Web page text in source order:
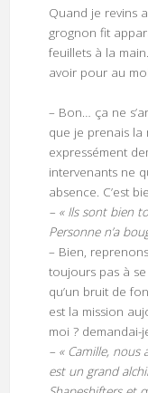
Quand je revins
grognon fit
feuillets à la
avoir pour au
– Bon… ça ne
que je prenais la
expressément
intervenants ne
absence. C’est
– « Ils sont bien
Personne n’a
– Bien,
toujours pas à se
qu’un bruit de
est la mission
moi ? demandai-
– « Camille,
est un grand